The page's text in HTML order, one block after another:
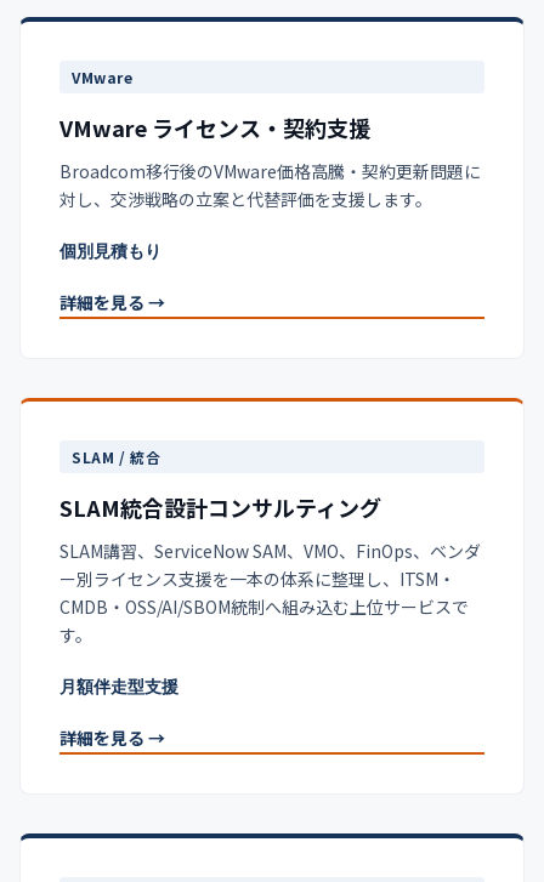
VMware
VMware ライセンス・契約支援
Broadcom移行後のVMware価格高騰・契約更新問題に
対し、交渉戦略の立案と代替評価を支援します。
個別見積もり
詳細を見る →
SLAM / 統合
SLAM統合設計コンサルティング
SLAM講習、ServiceNow SAM、VMO、FinOps、ベンダ
ー別ライセンス支援を一本の体系に整理し、ITSM・
CMDB・OSS/AI/SBOM統制へ組み込む上位サービスで
す。
月額伴走型支援
詳細を見る →